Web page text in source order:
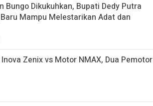
Bungo Dikukuhkan, Bupati Dedy Putra
Mampu Melestarikan Adat dan
Zenix vs Motor NMAX, Dua Pemotor